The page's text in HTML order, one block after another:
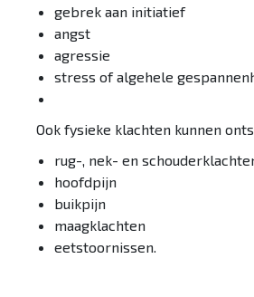
gebrek aan initiatief
angst
agressie
stress of algehele
Ook fysieke klachten kunnen
rug-, nek- en
hoofdpijn
buikpijn
maagklachten
eetstoornissen.